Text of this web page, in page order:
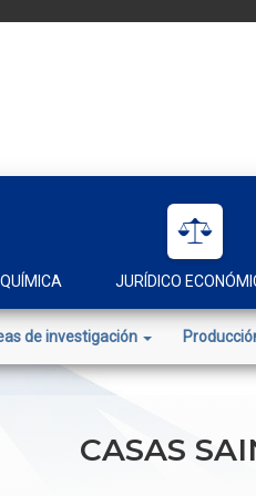
JURÍDICO
de investigación
CASAS